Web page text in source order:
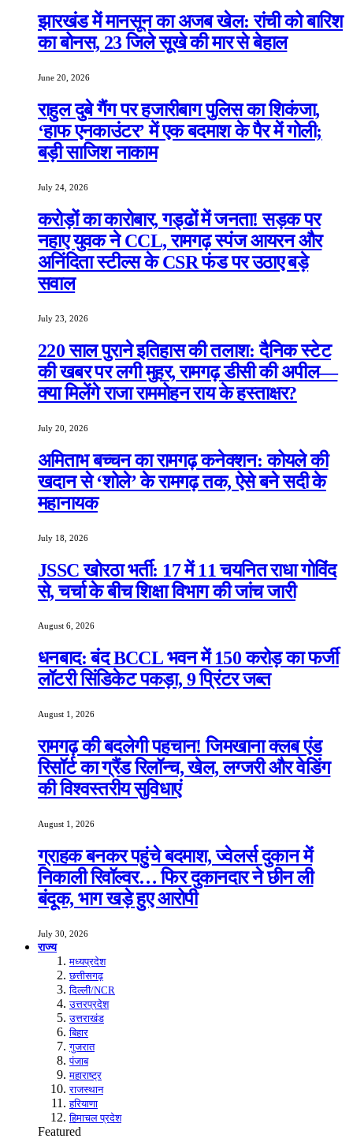
झारखंड में मानसून का अजब खेल: रांची को बारिश
का बोनस, 23 जिले सूखे की मार से बेहाल
June 20, 2026
राहुल दुबे गैंग पर हजारीबाग पुलिस का शिकंजा,
‘हाफ एनकाउंटर’ में एक बदमाश के पैर में गोली;
बड़ी साजिश नाकाम
July 24, 2026
करोड़ों का कारोबार, गड्ढों में जनता! सड़क पर
नहाए युवक ने CCL, रामगढ़ स्पंज आयरन और
अनिंदिता स्टील्स के CSR फंड पर उठाए बड़े
सवाल
July 23, 2026
220 साल पुराने इतिहास की तलाश: दैनिक स्टेट
की खबर पर लगी मुहर, रामगढ़ डीसी की अपील—
क्या मिलेंगे राजा राममोहन राय के हस्ताक्षर?
July 20, 2026
अमिताभ बच्चन का रामगढ़ कनेक्शन: कोयले की
खदान से ‘शोले’ के रामगढ़ तक, ऐसे बने सदी के
महानायक
July 18, 2026
JSSC खोरठा भर्ती: 17 में 11 चयनित राधा गोविंद
से, चर्चा के बीच शिक्षा विभाग की जांच जारी
August 6, 2026
धनबाद: बंद BCCL भवन में 150 करोड़ का फर्जी
लॉटरी सिंडिकेट पकड़ा, 9 प्रिंटर जब्त
August 1, 2026
रामगढ़ की बदलेगी पहचान! जिमखाना क्लब एंड
रिसॉर्ट का ग्रैंड रिलॉन्च, खेल, लग्जरी और वेडिंग
की विश्वस्तरीय सुविधाएं
August 1, 2026
ग्राहक बनकर पहुंचे बदमाश, ज्वेलर्स दुकान में
निकाली रिवॉल्वर… फिर दुकानदार ने छीन ली
बंदूक, भाग खड़े हुए आरोपी
July 30, 2026
राज्य
मध्यप्रदेश
छत्तीसगढ़
दिल्ली/NCR
उत्तरप्रदेश
उत्तराखंड
बिहार
गुजरात
पंजाब
महाराष्ट्र
राजस्थान
हरियाणा
हिमाचल प्रदेश
Featured